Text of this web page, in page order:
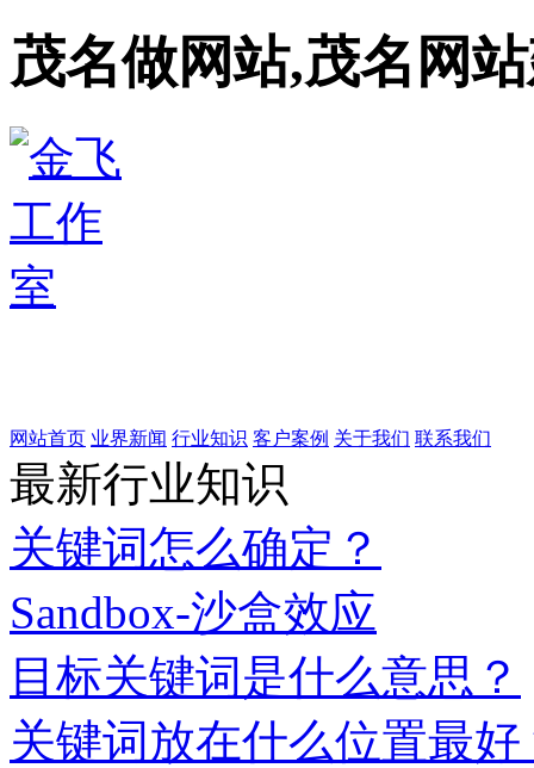
茂名做网站,茂名网
网站首页 业界新闻 行业知识 客户案例 关于我们 联系我们
最新行业知识
关键词怎么确定？
Sandbox-沙盒效应
目标关键词是什么意思？
关键词放在什么位置最好